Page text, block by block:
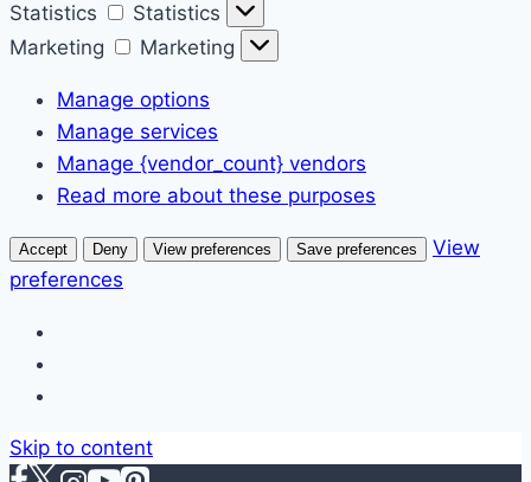
Statistics
Statistics
Marketing
Marketing
Manage options
Manage services
Manage {vendor_count} vendors
Read more about these purposes
Accept Deny View preferences Save preferences
View
preferences
Skip to content